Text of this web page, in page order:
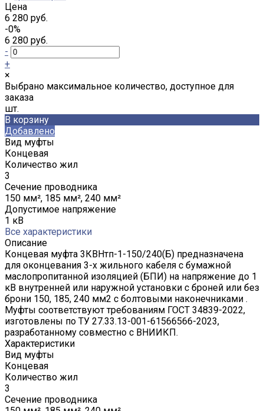
Цена
6 280 руб.
-0%
6 280 руб.
-
+
×
Выбрано максимальное количество, доступное для
заказа
шт.
В корзину
Добавлено
Вид муфты
Концевая
Количество жил
3
Сечение проводника
150 мм², 185 мм², 240 мм²
Допустимое напряжение
1 кВ
Все характеристики
Описание
Концевая муфта 3КВНтп-1-150/240(Б) предназначена
для оконцевания 3-х жильного кабеля с бумажной
маслопропитанной изоляцией (БПИ) на напряжение до 1
кВ внутренней или наружной установки с броней или без
брони 150, 185, 240 мм2 с болтовыми наконечниками .
Муфты соответствуют требованиям ГОСТ 34839-2022,
изготовлены по ТУ 27.33.13-001-61566566-2023,
разработанному совместно с ВНИИКП.
Характеристики
Вид муфты
Концевая
Количество жил
3
Сечение проводника